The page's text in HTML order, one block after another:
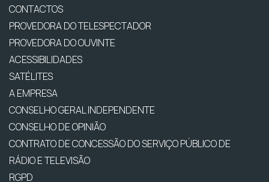
CONTACTOS
PROVEDORA DO TELESPECTADOR
PROVEDORA DO OUVINTE
ACESSIBILIDADES
SATÉLITES
A EMPRESA
CONSELHO GERAL INDEPENDENTE
CONSELHO DE OPINIÃO
CONTRATO DE CONCESSÃO DO SERVIÇO PÚBLICO DE
RÁDIO E TELEVISÃO
RGPD